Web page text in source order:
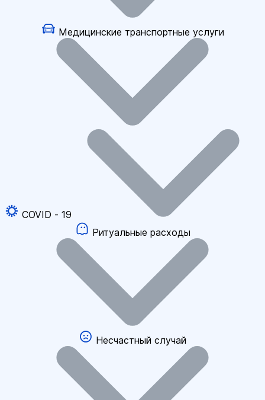
Медицинские транспортные услуги
COVID - 19
Ритуальные расходы
Несчастный случай